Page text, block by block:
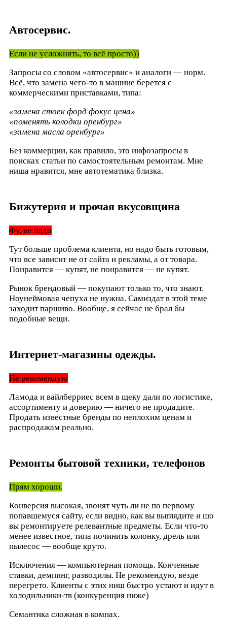
Автосервис.
Если не усложнять, то всё просто))
Запросы со словом «автосервис» и аналоги — норм.
Всё, что замена чего-то в машине берется с
коммерческими приставками, типа:
«замена стоек форд фокус цена»
«поменять колодки оренбург»
«замена масла оренбург»
Без коммерции, как правило, это инфозапросы в
поисках статьи по самостоятельным ремонтам. Мне
ниша нравится, мне автотематика близка.
Бижутерия и прочая вкусовщина
Фу, не надо
Тут больше проблема клиента, но надо быть готовым,
что все зависит не от сайта и рекламы, а от товара.
Понравится — купят, не понравится — не купят.
Рынок брендовый — покупают только то, что знают.
Ноунеймовая чепуха не нужна. Самиздат в этой теме
заходит паршиво. Вообще, я сейчас не брал бы
подобные вещи.
Интернет-магазины одежды.
Не рекомендую
Ламода и вайлберриес всем в щеку дали по логистике,
ассортименту и доверию — ничего не продадите.
Продать известные бренды по неплохим ценам и
распродажам реально.
Ремонты бытовой техники, телефонов
Прям хороши.
Конверсия высокая, звонят чуть ли не по первому
попавшемуся сайту, если видно, как вы выглядите и шо
вы ремонтируете релевантные предметы. Если что-то
менее известное, типа починить колонку, дрель или
пылесос — вообще круто.
Исключения — компьютерная помощь. Конченные
ставки, демпинг, разводилы. Не рекомендую, везде
перегрето. Клиенты с этих ниш быстро устают и идут в
холодильники-тв (конкуренция ниже)
Семантика сложная в компах.